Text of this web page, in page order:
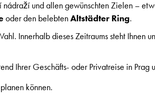
und allen gewünschten Zielen –
oder den belebtenAltstädter Ring.
Innerhalb dieses Zeitraums steht Ihnen
Ihrer Geschäfts- oder Privatreise in
können.